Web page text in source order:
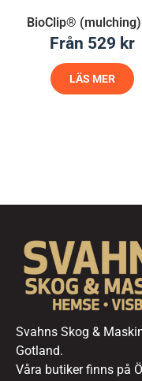
BioClip®
Från 529 kr
LÄS MER
Svahns Skog &
Gotland.
Våra butiker finns på